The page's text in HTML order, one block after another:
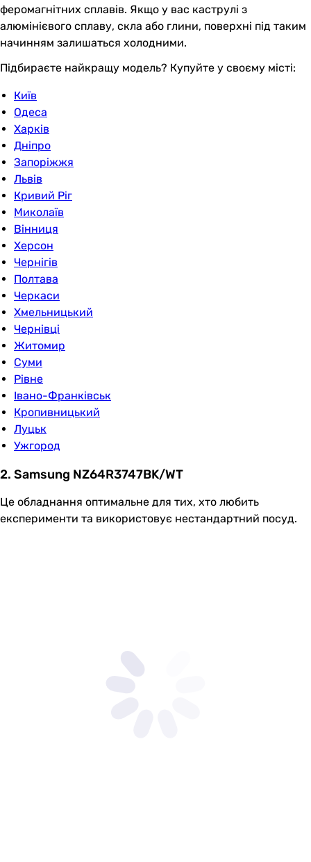
феромагнітних сплавів. Якщо у вас каструлі з
алюмінієвого сплаву, скла або глини, поверхні під таким
начинням залишаться холодними.
Підбираєте найкращу модель? Купуйте у своєму місті:
Київ
Одеса
Харків
Дніпро
Запоріжжя
Львів
Кривий Ріг
Миколаїв
Вінниця
Херсон
Чернігів
Полтава
Черкаси
Хмельницький
Чернівці
Житомир
Суми
Рівне
Івано-Франківськ
Кропивницький
Луцьк
Ужгород
2. Samsung NZ64R3747BK/WT
Це обладнання оптимальне для тих, хто любить
експерименти та використовує нестандартний посуд.